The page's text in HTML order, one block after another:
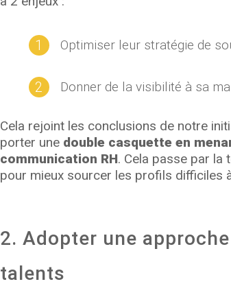
Optimiser leur stratégie de
Donner de la visibilité à sa
Cela rejoint les conclusions de notre
porter une double casquette en
communication RH. Cela passe par la
pour mieux sourcer les profils difficiles
2. Adopter une
talents